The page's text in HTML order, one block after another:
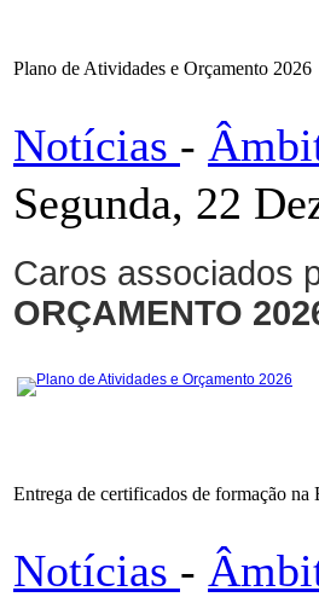
Plano de Atividades e Orçamento 2026
Notícias -
Segunda, 22
Caros associados
ORÇAMENTO
Plano de Atividades e Orçamento 2026
Entrega de certificados de formação
Notícias -